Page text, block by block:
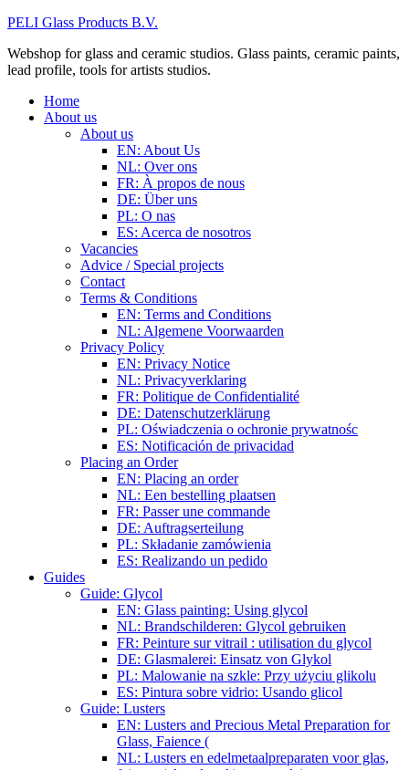
PELI Glass Products B.V.
Webshop for glass and ceramic studios. Glass paints, ceramic paints,
lead profile, tools for artists studios.
Home
About us
About us
EN: About Us
NL: Over ons
FR: À propos de nous
DE: Über uns
PL: O nas
ES: Acerca de nosotros
Vacancies
Advice / Special projects
Contact
Terms & Conditions
EN: Terms and Conditions
NL: Algemene Voorwaarden
Privacy Policy
EN: Privacy Notice
NL: Privacyverklaring
FR: Politique de Confidentialité
DE: Datenschutzerklärung
PL: Oświadczenia o ochronie prywatnośc
ES: Notificación de privacidad
Placing an Order
EN: Placing an order
NL: Een bestelling plaatsen
FR: Passer une commande
DE: Auftragserteilung
PL: Składanie zamówienia
ES: Realizando un pedido
Guides
Guide: Glycol
EN: Glass painting: Using glycol
NL: Brandschilderen: Glycol gebruiken
FR: Peinture sur vitrail : utilisation du glycol
DE: Glasmalerei: Einsatz von Glykol
PL: Malowanie na szkle: Przy użyciu glikolu
ES: Pintura sobre vidrio: Usando glicol
Guide: Lusters
EN: Lusters and Precious Metal Preparation for
Glass, Faience (
NL: Lusters en edelmetaalpreparaten voor glas,